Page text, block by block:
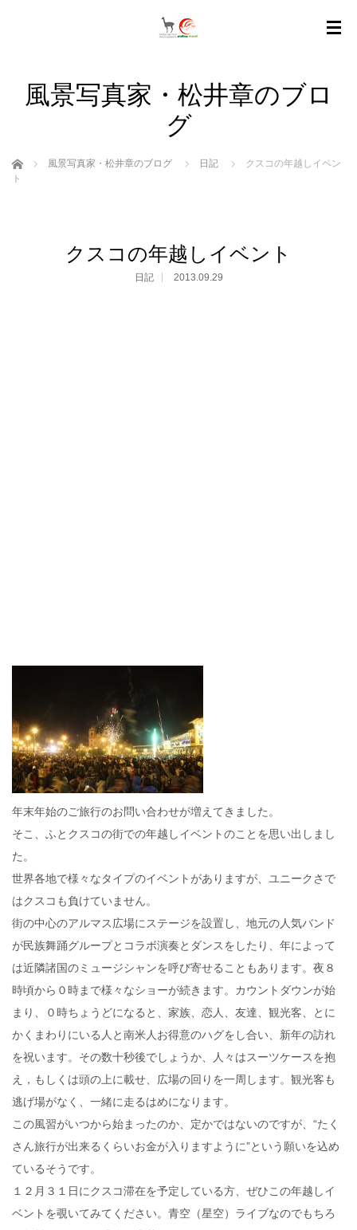
風景写真家・松井章のブロ
グ
ホーム 風景写真家・松井章のブログ 日記
クスコの年越しイベン
ト
クスコの年越しイベント
日記 2013.09.29
年末年始のご旅行のお問い合わせが増えてきました。
そこ、ふとクスコの街での年越しイベントのことを思い出しまし
た。
世界各地で様々なタイプのイベントがありますが、ユニークさで
はクスコも負けていません。
街の中心のアルマス広場にステージを設置し、地元の人気バンド
が民族舞踊グループとコラボ演奏とダンスをしたり、年によって
は近隣諸国のミュージシャンを呼び寄せることもあります。夜８
時頃から０時まで様々なショーが続きます。カウントダウンが始
まり、０時ちょうどになると、家族、恋人、友達、観光客、とに
かくまわりにいる人と南米人お得意のハグをし合い、新年の訪れ
を祝います。その数十秒後でしょうか、人々はスーツケースを抱
え，もしくは頭の上に載せ、広場の回りを一周します。観光客も
逃げ場がなく、一緒に走るはめになります。
この風習がいつから始まったのか、定かではないのですが、“たく
さん旅行が出来るくらいお金が入りますように”という願いを込め
ているそうです。
１２月３１日にクスコ滞在を予定している方、ぜひこの年越しイ
ベントを覗いてみてください。青空（星空）ライブなのでもちろ